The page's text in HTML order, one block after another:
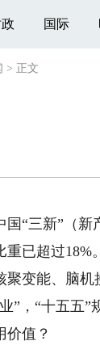
国际
> 正文
三新”（新
重已超过18%
聚变能、脑机
“十五五”
价值？